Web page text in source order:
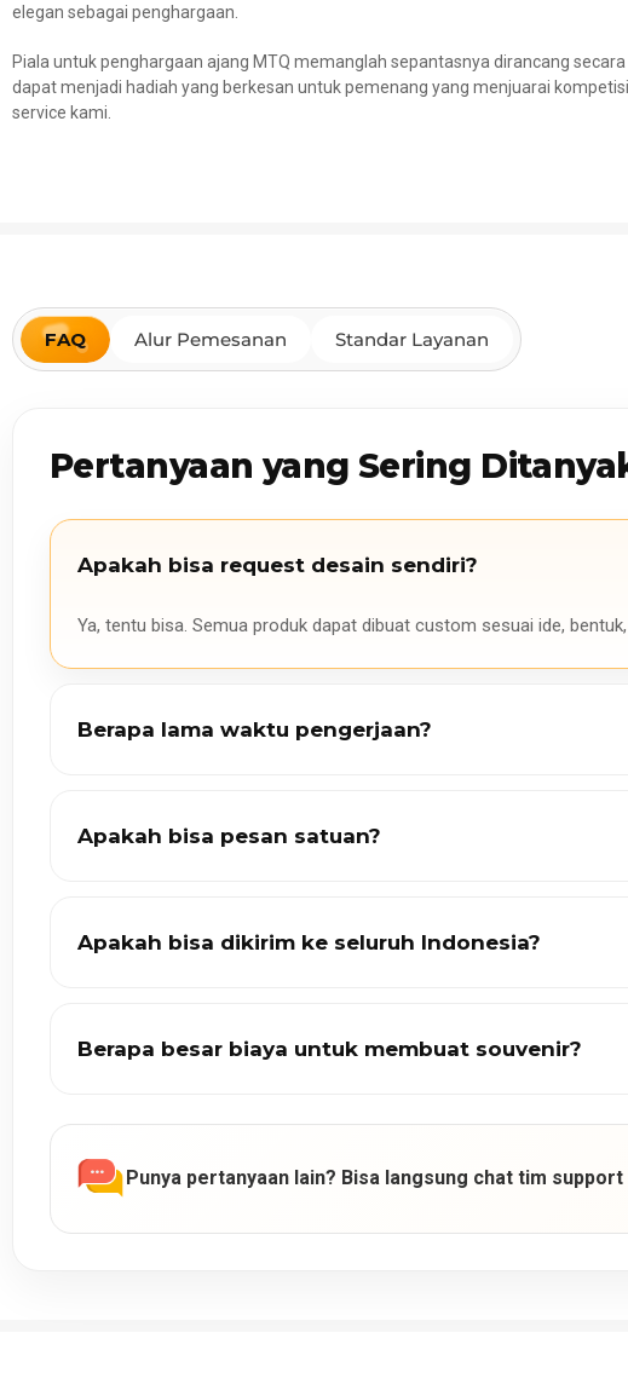
elegan sebagai penghargaan.
Piala untuk penghargaan ajang MTQ memanglah sepantasnya dirancang
dapat menjadi hadiah yang berkesan untuk pemenang yang menjuarai
service kami.
FAQ Alur Pemesanan Standar Layanan
Pertanyaan yang Sering
Apakah bisa request desain sendiri?
Ya, tentu bisa. Semua produk dapat dibuat custom sesuai ide,
Berapa lama waktu pengerjaan?
Apakah bisa pesan satuan?
Apakah bisa dikirim ke seluruh Indonesia?
Berapa besar biaya untuk membuat souvenir?
Punya pertanyaan lain? Bisa langsung chat tim support